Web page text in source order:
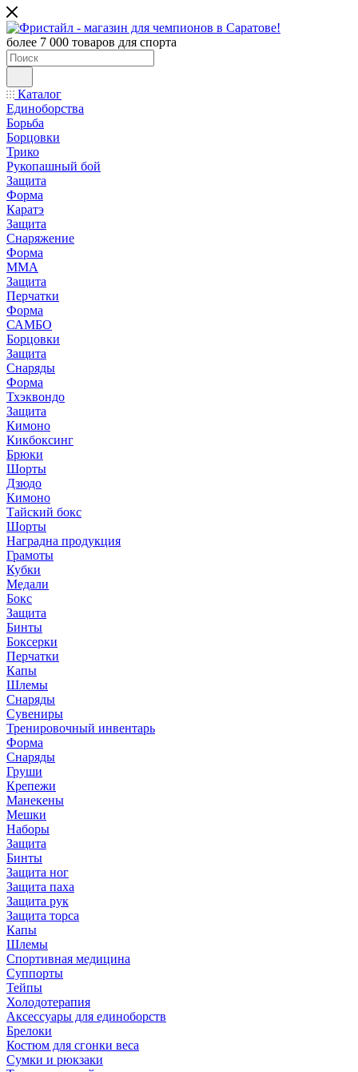
более 7 000 товаров для спорта
Каталог
Единоборства
Борьба
Борцовки
Трико
Рукопашный бой
Защита
Форма
Каратэ
Защита
Снаряжение
Форма
ММА
Защита
Перчатки
Форма
САМБО
Борцовки
Защита
Снаряды
Форма
Тхэквондо
Защита
Кимоно
Кикбоксинг
Брюки
Шорты
Дзюдо
Кимоно
Тайский бокс
Шорты
Наградна продукция
Грамоты
Кубки
Медали
Бокс
Защита
Бинты
Боксерки
Перчатки
Капы
Шлемы
Снаряды
Сувениры
Тренировочный инвентарь
Форма
Снаряды
Груши
Крепежи
Манекены
Мешки
Наборы
Защита
Бинты
Защита ног
Защита паха
Защита рук
Защита торса
Капы
Шлемы
Спортивная медицина
Суппорты
Тейпы
Холодотерапия
Аксессуары для единоборств
Брелоки
Костюм для сгонки веса
Сумки и рюкзаки